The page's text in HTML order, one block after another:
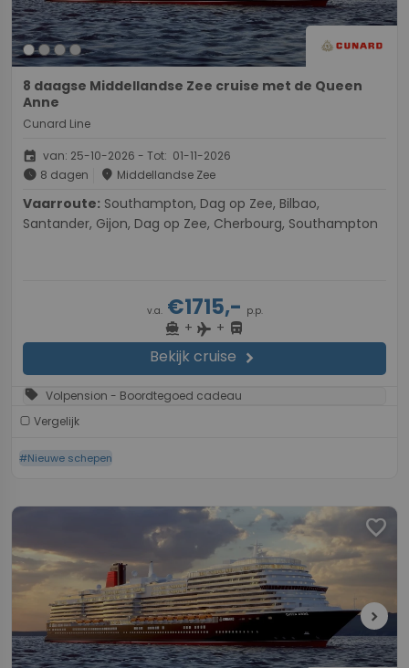
8 daagse Middellandse Zee cruise met de Queen
Anne
Cunard Line
event van: 25-10-2026 - Tot: 01-11-2026
schedule 8 dagen place Middellandse Zee
Vaarroute:
Santander, Gijon, Dag op Zee, Cherbourg, Southampton
v.a.€1715,- p.p.
directions_boat + flight + directions_bus
Bekijk cruise chevron_right
sell Volpension - Boordtegoed cadeau
Vergelijk
#Nieuwe schepen
favorite
chevron_right